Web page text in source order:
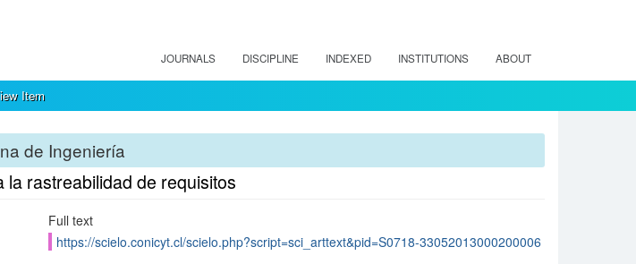
JOURNALS DISCIPLINE INDEXED INSTITUTIONS ABOUT
Item
de Ingeniería
rastreabilidad de requisitos
Full text
https://scielo.conicyt.cl/scielo.php?script=sci_arttext&pid=S0718-33052013000200006